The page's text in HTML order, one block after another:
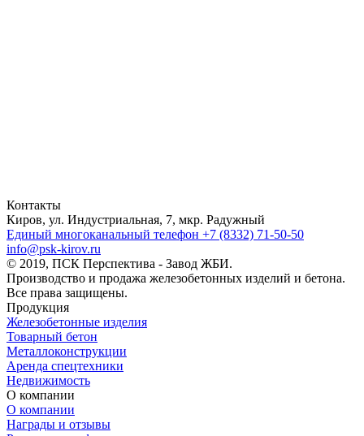
Контакты
Киров, ул. Индустриальная, 7, мкр. Радужный
Единый многоканальный телефон +7 (8332) 71-50-50
info@psk-kirov.ru
© 2019, ПСК Перспектива - Завод ЖБИ.
Производство и продажа железобетонных изделий и бетона.
Все права защищены.
Продукция
Железобетонные изделия
Товарный бетон
Металлоконструкции
Аренда спецтехники
Недвижимость
О компании
О компании
Награды и отзывы